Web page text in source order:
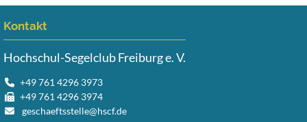
Kontakt
Hochschul-Segelclub Freiburg e. V.
+49 761 4296 3973
+49 761 4296 3974
geschaeftsstelle@hscf.de